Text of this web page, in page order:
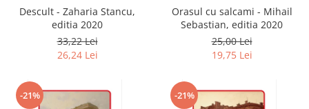
Descult - Zaharia Stancu,
editia 2020
33,22 Lei
26,24 Lei
Orasul cu salcami - Mihail
Sebastian, editia 2020
25,00 Lei
19,75 Lei
-21% -21%